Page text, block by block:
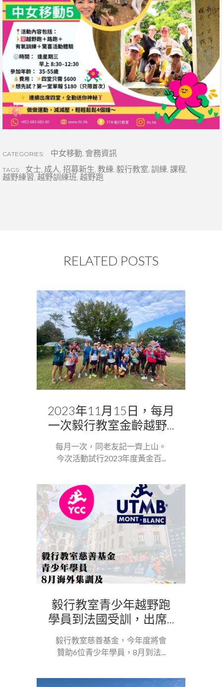
CATEGORIES: 中女移動, 會務資訊
TAGS: 女士, 成人, 招募新生, 教練, 毅行教室, 訓練, 課程,
越野練習, 越野訓練班, 越野跑
RELATED POSTS
2023年11月15日，每月
一次毅行教室金齡越野...
每月一次，同老友記一齊上山。
今次活動試行2023年度黃金百...
毅行教室青少年越野跑
學員到法國受訓，出席...
毅行教室慈善基金，今年度將會
贊助6位青少年學員，8月到法...